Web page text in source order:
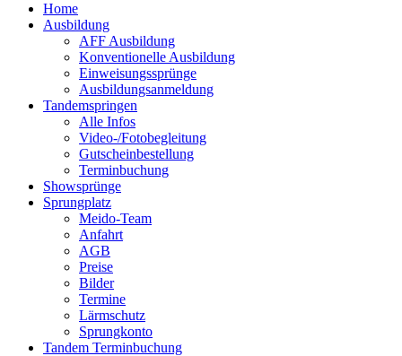
Home
Ausbildung
AFF Ausbildung
Konventionelle Ausbildung
Einweisungssprünge
Ausbildungsanmeldung
Tandemspringen
Alle Infos
Video-/Fotobegleitung
Gutscheinbestellung
Terminbuchung
Showsprünge
Sprungplatz
Meido-Team
Anfahrt
AGB
Preise
Bilder
Termine
Lärmschutz
Sprungkonto
Tandem Terminbuchung